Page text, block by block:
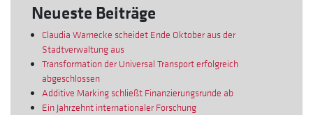
Neueste Beiträge
Claudia Warnecke scheidet Ende Oktober aus der
Stadtverwaltung aus
Transformation der Universal Transport erfolgreich
abgeschlossen
Additive Marking schließt Finanzierungsrunde ab
Ein Jahrzehnt internationaler Forschung